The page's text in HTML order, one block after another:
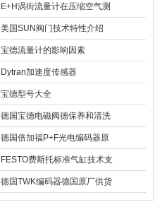
要靠压缩空气中的油雾对活塞
进行润滑
E+H涡街流量计在压缩空气测
量中的应用
美国SUN阀门技术特性介绍
宝德流量计的影响因素
Dytran加速度传感器
宝德型号大全
德国宝德电磁阀德保养和清洗
德国倍加福P+F光电编码器原
理
FESTO费斯托标准气缸技术支
持指导
德国TWK编码器德国原厂供货